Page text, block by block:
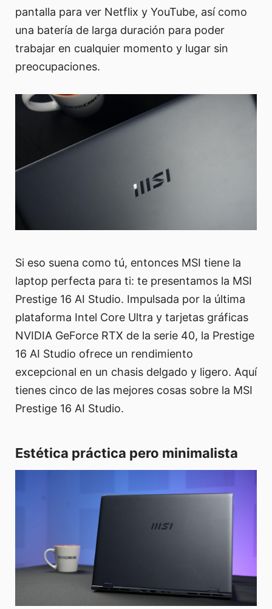
pantalla para ver Netflix y YouTube, así como
una batería de larga duración para poder
trabajar en cualquier momento y lugar sin
preocupaciones.
Si eso suena como tú, entonces MSI tiene la
laptop perfecta para ti: te presentamos la MSI
Prestige 16 AI Studio. Impulsada por la última
plataforma Intel Core Ultra y tarjetas gráficas
NVIDIA GeForce RTX de la serie 40, la Prestige
16 AI Studio ofrece un rendimiento
excepcional en un chasis delgado y ligero. Aquí
tienes cinco de las mejores cosas sobre la MSI
Prestige 16 AI Studio.
Estética práctica pero minimalista